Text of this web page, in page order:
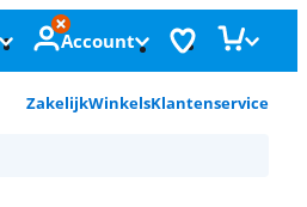
Account
ZakelijkWinkelsKlantenservice